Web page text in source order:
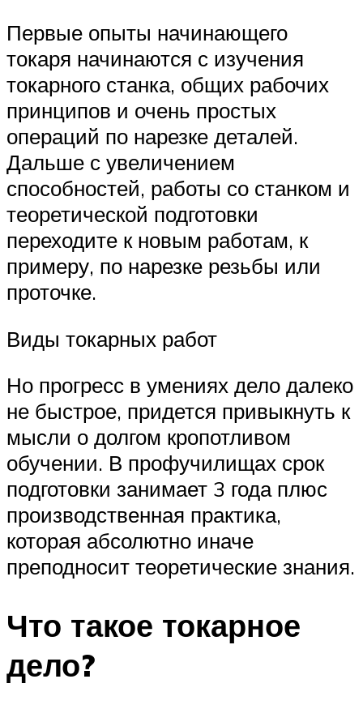
Первые опыты начинающего
токаря начинаются с изучения
токарного станка, общих рабочих
принципов и очень простых
операций по нарезке деталей.
Дальше с увеличением
способностей, работы со станком и
теоретической подготовки
переходите к новым работам, к
примеру, по нарезке резьбы или
проточке.
Виды токарных работ
Но прогресс в умениях дело далеко
не быстрое, придется привыкнуть к
мысли о долгом кропотливом
обучении. В профучилищах срок
подготовки занимает 3 года плюс
производственная практика,
которая абсолютно иначе
преподносит теоретические знания.
Что такое токарное
дело?